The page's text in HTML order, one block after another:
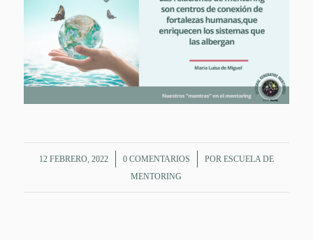
12 FEBRERO, 2022
/ 0 COMENTARIOS
/ POR ESCUELA DE
MENTORING